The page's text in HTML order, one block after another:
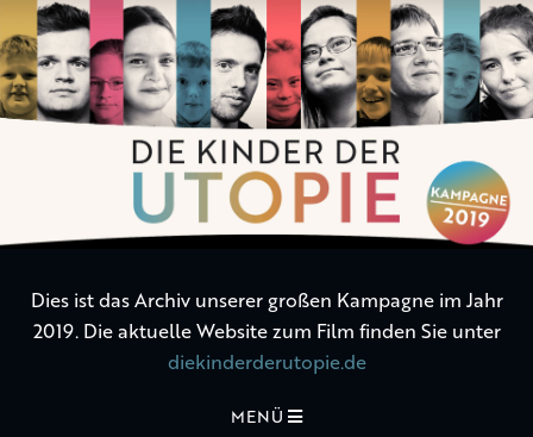
Die
Kinder
der
Dies ist das Archiv unserer großen Kampagne im Jahr
2019. Die aktuelle Website zum Film finden Sie unter
diekinderderutopie.de
MENÜ